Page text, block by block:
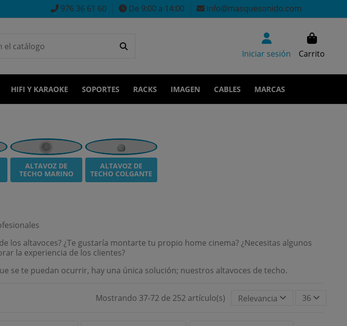
976 36 61 60 De 9:00 a 14:00 info@masquesonido.com
Iniciar sesión Carrito
HIFI Y KARAOKE SOPORTES RACKS IMAGEN CABLES MARCAS
ALTAVOZ DE
TECHO MARINO
ALTAVOZ DE
TECHO COLGANTE
los altavoces? ¿Te gustaría montarte tu propio home cinema? ¿Necesitas algunos
la experiencia de los clientes?
se te puedan ocurrir, hay una única solución; nuestros altavoces de techo.
Mostrando 37-72 de 252 artículo(s) Relevancia 36